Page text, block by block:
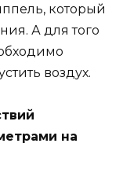
который
А для того
воздух.
на